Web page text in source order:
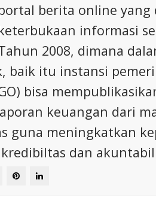
berita online
informasi
2008, dimana
baik itu instansi
bisa
keuangan dari
guna meningkatkan
dan